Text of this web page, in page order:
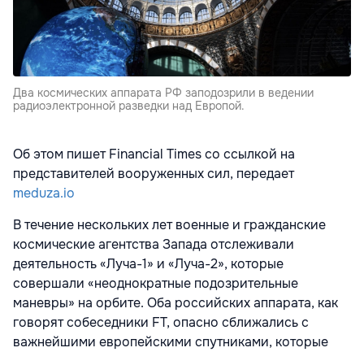
Два космических аппарата РФ заподозрили в ведении
радиоэлектронной разведки над Европой.
Об этом пишет Financial Times со ссылкой на
представителей вооруженных сил, передает
meduza.io
В течение нескольких лет военные и гражданские
космические агентства Запада отслеживали
деятельность «Луча-1» и «Луча-2», которые
совершали «неоднократные подозрительные
маневры» на орбите. Оба российских аппарата, как
говорят собеседники FT, опасно сближались с
важнейшими европейскими спутниками, которые